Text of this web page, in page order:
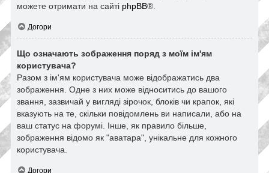
можете отримати на сайті phpBB®.
Догори
Що означають зображення поряд з моїм ім'ям
користувача?
Разом з ім'ям користувача може відображатись два
зображення. Одне з них може відноситись до вашого
звання, зазвичай у вигляді зірочок, блоків чи крапок, які
вказують на те, скільки повідомлень ви написали, або на
ваш статус на форумі. Інше, як правило більше,
зображення відомо як "аватара", унікальне для кожного
користувача.
Догори